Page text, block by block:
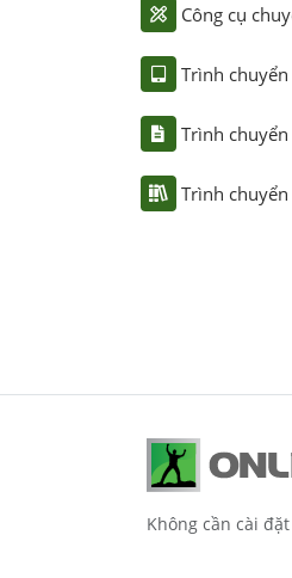
Công cụ
Trình
Trình
Trình
Không cần cài